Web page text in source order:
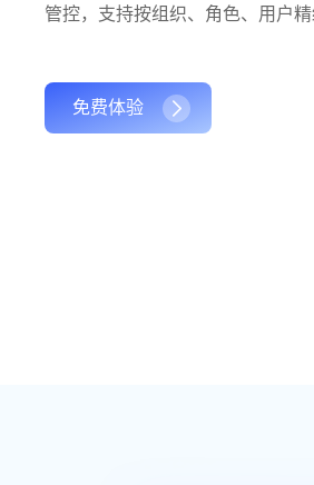
管控，支持按组织、角色、用户
免费体验